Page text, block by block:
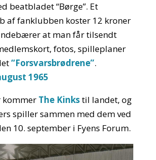
beatbladet “Børge”. Et
af fanklubben koster 12 kroner
at man får tilsendt
fotos, spilleplaner
“Forsvarsbrødrene”.
1965
kommer The Kinkstil landet, og
spiller sammen med dem ved
10. september i Fyens Forum.